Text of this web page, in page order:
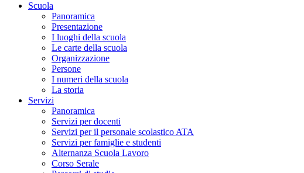
Scuola
Panoramica
Presentazione
I luoghi della scuola
Le carte della scuola
Organizzazione
Persone
I numeri della scuola
La storia
Servizi
Panoramica
Servizi per docenti
Servizi per il personale scolastico ATA
Servizi per famiglie e studenti
Alternanza Scuola Lavoro
Corso Serale